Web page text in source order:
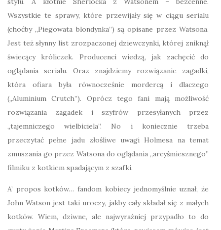
Wszystkie te sprawy, które przewijały się w ciągu serialu
(choćby „Piegowata blondynka”) są opisane przez Watsona.
Jest też słynny list zrozpaczonej dziewczynki, której zniknął
świecący króliczek. Producenci wiedzą, jak zachęcić do
oglądania serialu. Oraz znajdziemy rozwiązanie zagadki,
która ofiara była równocześnie mordercą i dlaczego
(„Aluminium Crutch”). Oprócz tego fani mają możliwość
rozwiązania zagadek i szyfrów przesyłanych przez
„tajemniczego wielbiciela”. No i koniecznie trzeba
przeczytać pełne jadu złośliwe uwagi Holmesa na temat
zmuszania go przez Watsona do oglądania „arcyśmiesznego”
filmiku z kotkiem spadającym z szafki.
A’ propos kotków… fandom kobiecy jednomyślnie uznał, że
John Watson jest taki uroczy, jakby cały składał się z małych
kotków. Wiem, dziwne, ale najwyraźniej przypadło to do